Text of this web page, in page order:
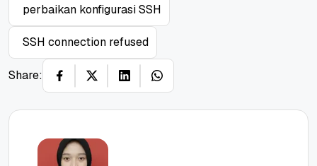
perbaikan konfigurasi SSH
SSH connection refused
Share: